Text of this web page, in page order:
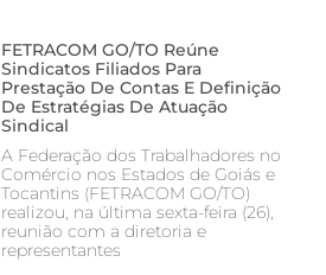
FETRACOM GO/TO Reúne
Sindicatos Filiados Para
Prestação De Contas E Definição
De Estratégias De Atuação
Sindical
A Federação dos Trabalhadores no
Comércio nos Estados de Goiás e
Tocantins (FETRACOM GO/TO)
realizou, na última sexta-feira (26),
reunião com a diretoria e
representantes